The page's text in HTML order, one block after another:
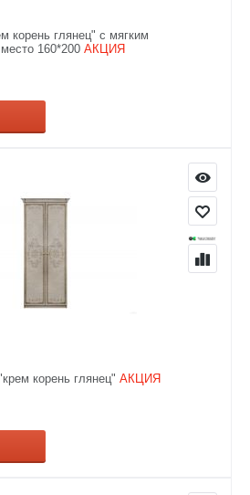
корень глянец" с мягким
160*200 АКЦИЯ
корень глянец" АКЦИЯ